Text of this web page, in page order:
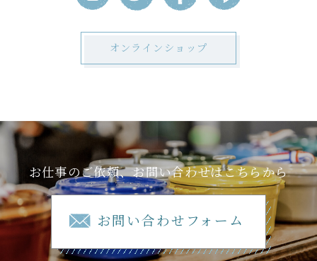
オンラインショップ
お仕事のご依頼、お問い合わせはこちらから
お問い合わせフォーム